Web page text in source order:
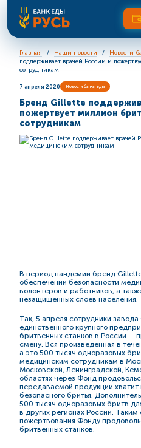
Главная Наши новости Новости
поддерживает врачей России и
сотрудникам
7 апреля 2020 Новости банка еды
Бренд Gillette
пожертвует миллион
сотрудникам
В период пандемии бренд
обеспечении безопасности
волонтеров и работников, а
незащищенных слоев населения.
Так, 5 апреля сотрудники
единственного крупного
бритвенных станков в России —
смену. Вся произведенная в
а это 500 тысяч одноразовых
медицинским сотрудникам в
Московской, Ленинградской,
областях через Фонд
передаваемой продукции хватит
безопасного бритья.
500 тысяч одноразовых бритв
в других регионах России.
пожертвования Фонду
бритвенных станков.